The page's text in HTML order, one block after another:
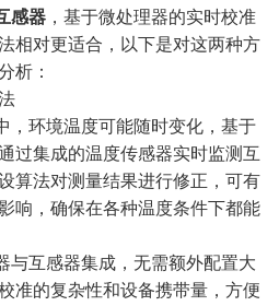
感器 ，基于微处理器的实时校准
相对更适合，以下是对这两种方
析：
，环境温度可能随时变化，基于
过集成的温度传感器实时监测互
算法对测量结果进行修正，可有
响，确保在各种温度条件下都能
与互感器集成，无需额外配置大
准的复杂性和设备携带量，方便